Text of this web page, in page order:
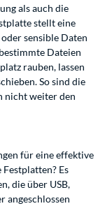
als auch die
stellt eine
sensible Daten
Dateien
rauben, lassen
So sind die
nicht weiter den
für eine effektive
Es
die über USB,
angeschlossen